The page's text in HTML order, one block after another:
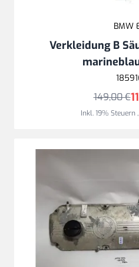
BMW
Verkleidung B
149,00 €
Inkl. 19% Steuern,